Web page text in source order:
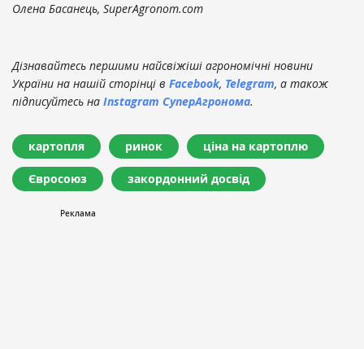
Олена Басанець, SuperAgronom.com
Дізнавайтесь першими найсвіжіші агрономічні новини
України на нашій сторінці в Facebook, Telegram, а також
підписуйтесь на Instagram СуперАгронома.
картопля ринок ціна на картоплю
Євросоюз закордонний досвід